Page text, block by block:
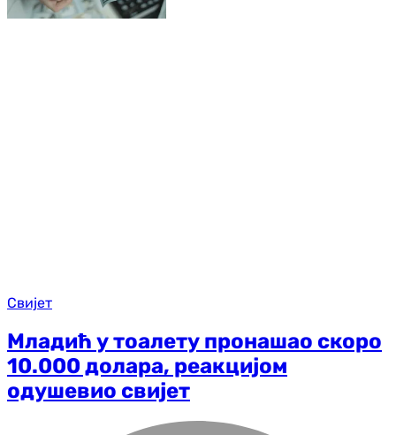
Свијет
Младић у тоалету пронашао скоро
10.000 долара, реакцијом
одушевио свијет